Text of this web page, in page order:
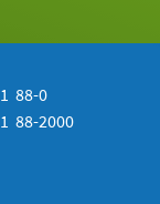
88-0
88-2000